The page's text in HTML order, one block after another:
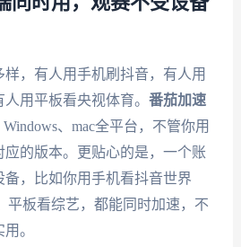
，有人用手机刷抖音，有人用
用平板看央视体育。 番茄加速
、mac全平台，不管你用
的版本。更贴心的是，一个账
，比如你用手机看抖音世界
平板看综艺，都能同时加速，不
。